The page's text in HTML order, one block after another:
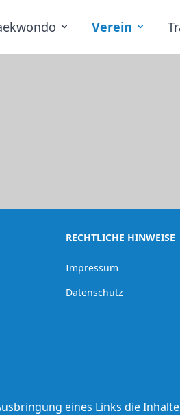
Verein
RECHTLICHE HINWEISE
Impressum
Datenschutz
eines Links die